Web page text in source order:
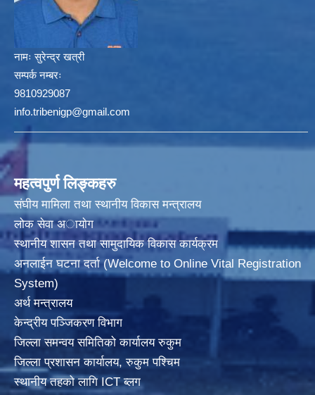
नामः सुरेन्द्र खत्री
सम्पर्क नम्बरः
9810929087
info.tribenigp@gmail.com
महत्वपुर्ण लिङ्कहरु
संघीय मामिला तथा स्थानीय विकास मन्त्रालय
लोक सेवा अायाेग
स्थानीय शासन तथा सामुदायिक विकास कार्यक्रम
अनलाईन घटना दर्ता (Welcome to Online Vital Registration
System)
अर्थ मन्त्रालय
केन्द्रीय पञ्जिकरण विभाग
जिल्ला समन्वय समितिको कार्यालय रुकुम
जिल्ला प्रशासन कार्यालय, रुकुम पश्चिम
स्थानीय तहको लागि ICT ब्लग